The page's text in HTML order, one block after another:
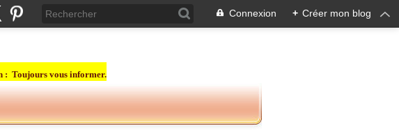
Connexion + Créer mon blog
: Toujours vous informer.